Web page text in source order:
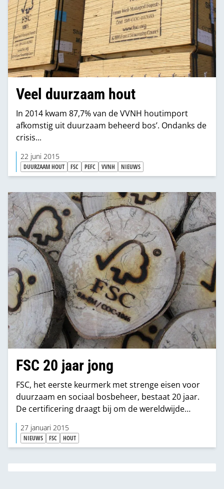
Veel duurzaam hout
In 2014 kwam 87,7% van de VVNH houtimport
afkomstig uit duurzaam beheerd bos’. Ondanks de
crisis...
22 juni 2015
DUURZAAM HOUT FSC PEFC VVNH NIEUWS
FSC 20 jaar jong
FSC, het eerste keurmerk met strenge eisen voor
duurzaam en sociaal bosbeheer, bestaat 20 jaar.
De certificering draagt bij om de wereldwijde
ontbossing een halt toe te roepen, met als positief
gevolg een verbetering van de biodiversiteit en de
leefomstandigheden van arbeiders en lokale
27 januari 2015
NIEUWS FSC HOUT